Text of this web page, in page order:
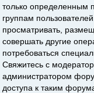
только определенным
группам
просматривать,
совершать другие
потребоваться
Свяжитесь с
администратором
доступа к таким